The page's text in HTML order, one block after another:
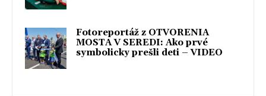
Fotoreportáž z OTVORENIA
MOSTA V SEREDI: Ako prvé
symbolicky prešli deti – VIDEO